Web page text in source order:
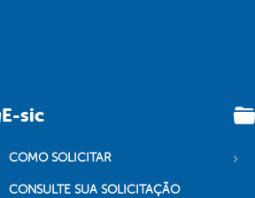
E-sic
COMO SOLICITAR
CONSULTE SUA SOLICITAÇÃO